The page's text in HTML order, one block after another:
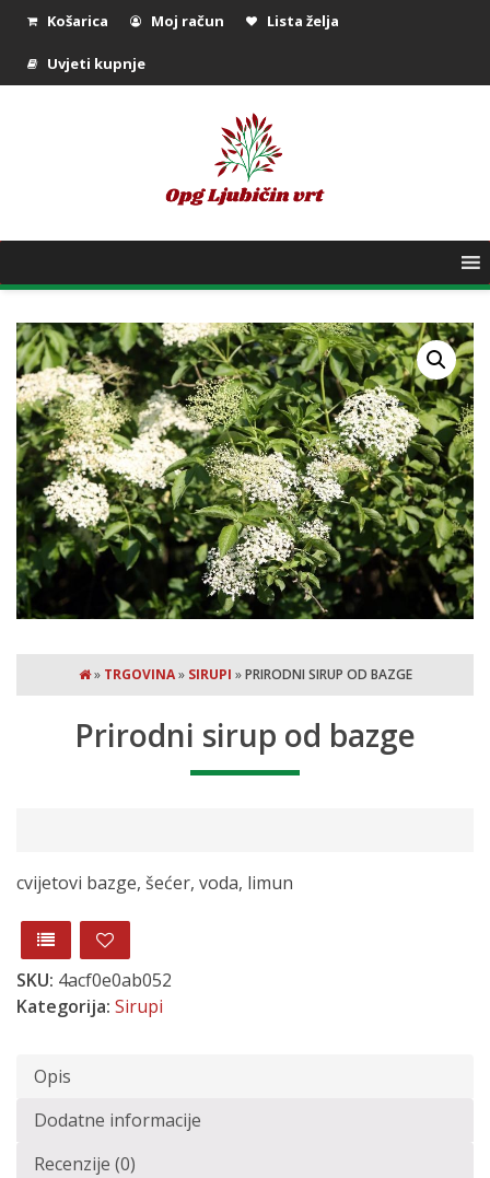
Košarica Moj račun Lista želja
Uvjeti kupnje
» TRGOVINA» SIRUPI »PRIRODNI SIRUP OD BAZGE
Prirodni sirup od bazge
cvijetovi bazge, šećer, voda, limun
SKU: 4acf0e0ab052
Kategorija: Sirupi
Opis
Dodatne informacije
Recenzije (0)